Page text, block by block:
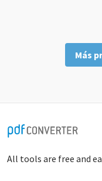
Más
All tools are free and